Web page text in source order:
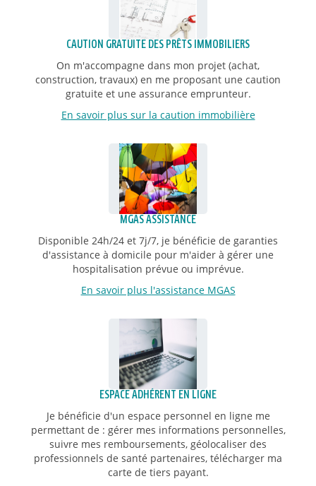
CAUTION GRATUITE DES PRÊTS IMMOBILIERS
On m'accompagne dans mon projet (achat,
construction, travaux) en me proposant une caution
gratuite et une assurance emprunteur.
En savoir plus sur la caution immobilière
MGAS ASSISTANCE
Disponible 24h/24 et 7j/7, je bénéficie de garanties
d'assistance à domicile pour m'aider à gérer une
hospitalisation prévue ou imprévue.
En savoir plus l'assistance MGAS
ESPACE ADHÉRENT EN LIGNE
Je bénéficie d'un espace personnel en ligne me
permettant de : gérer mes informations personnelles,
suivre mes remboursements, géolocaliser des
professionnels de santé partenaires, télécharger ma
carte de tiers payant.